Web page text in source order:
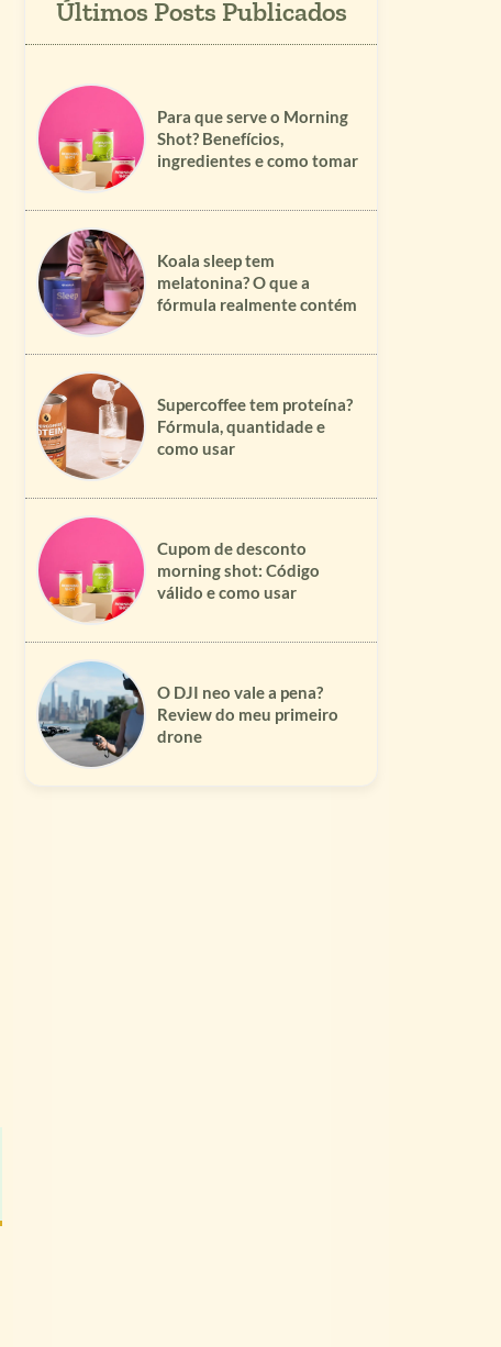
Para que serve o Morning
Shot? Benefícios,
ingredientes e como tomar
Koala sleep tem
melatonina? O que a
fórmula realmente contém
Supercoffee tem proteína?
Fórmula, quantidade e
como usar
Cupom de desconto
morning shot: Código
válido e como usar
O DJI neo vale a pena?
Review do meu primeiro
drone